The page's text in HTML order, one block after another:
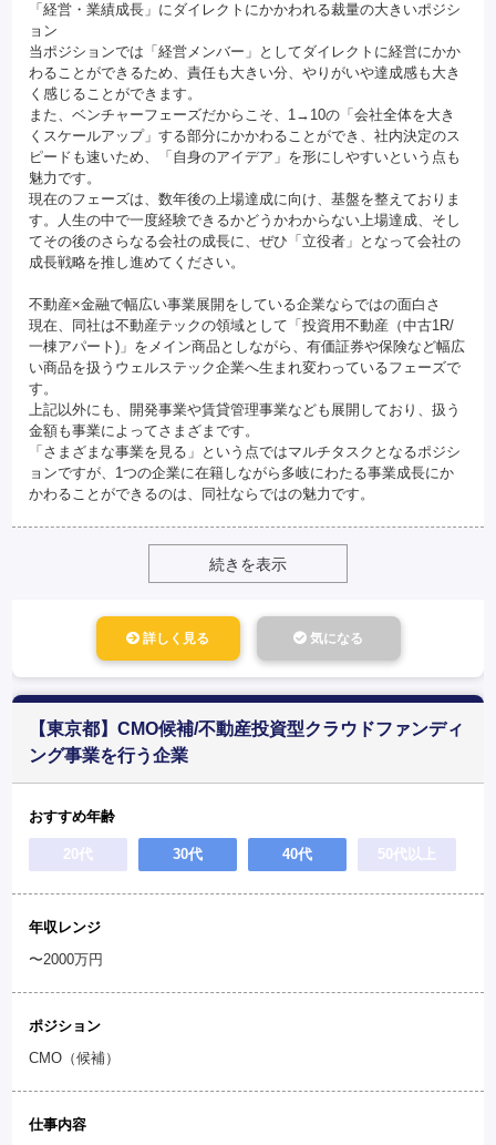
「経営・業績成長」にダイレクトにかかわれる裁量の大きいポジシ
ョン
当ポジションでは「経営メンバー」としてダイレクトに経営にかか
わることができるため、責任も大きい分、やりがいや達成感も大き
く感じることができます。
また、ベンチャーフェーズだからこそ、1→10の「会社全体を大き
くスケールアップ」する部分にかかわることができ、社内決定のス
ピードも速いため、「自身のアイデア」を形にしやすいという点も
魅力です。
現在のフェーズは、数年後の上場達成に向け、基盤を整えておりま
す。人生の中で一度経験できるかどうかわからない上場達成、そし
てその後のさらなる会社の成長に、ぜひ「立役者」となって会社の
成長戦略を推し進めてください。
不動産×金融で幅広い事業展開をしている企業ならではの面白さ
現在、同社は不動産テックの領域として「投資用不動産（中古1R/
一棟アパート)」をメイン商品としながら、有価証券や保険など幅広
い商品を扱うウェルステック企業へ生まれ変わっているフェーズで
す。
上記以外にも、開発事業や賃貸管理事業なども展開しており、扱う
金額も事業によってさまざまです。
「さまざまな事業を見る」という点ではマルチタスクとなるポジシ
ョンですが、1つの企業に在籍しながら多岐にわたる事業成長にか
かわることができるのは、同社ならではの魅力です。
続きを表示
詳しく見る 気になる
【東京都】CMO候補/不動産投資型クラウドファンディ
ング事業を行う企業
おすすめ年齢
20代 30代 40代 50代以上
年収レンジ
〜2000万円
ポジション
CMO（候補）
仕事内容